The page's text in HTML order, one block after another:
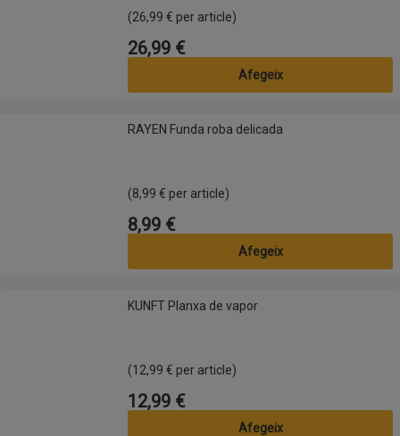
(26,99 € per article)
Preu
26,99 €
Afegeix
RAYEN Funda roba delicadaRAYEN Funda roba delicada
(8,99 € per article)
Preu
8,99 €
Afegeix
KUNFT Planxa de vaporKUNFT Planxa de vapor
(12,99 € per article)
Preu
12,99 €
Afegeix